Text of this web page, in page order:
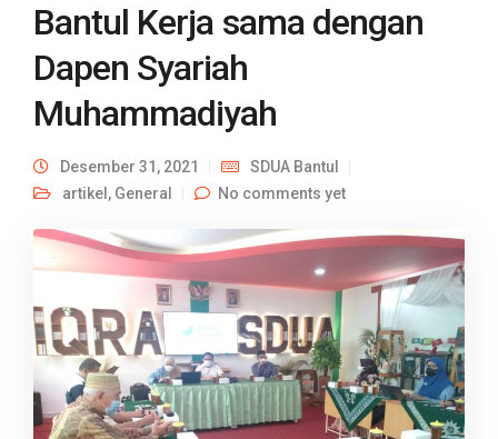
Bantul Kerja sama dengan
Dapen Syariah
Muhammadiyah
Desember 31, 2021
SDUA Bantul
artikel , General No comments yet